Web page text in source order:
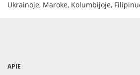
Ukrainoje, Maroke, Kolumbijoje,
APIE